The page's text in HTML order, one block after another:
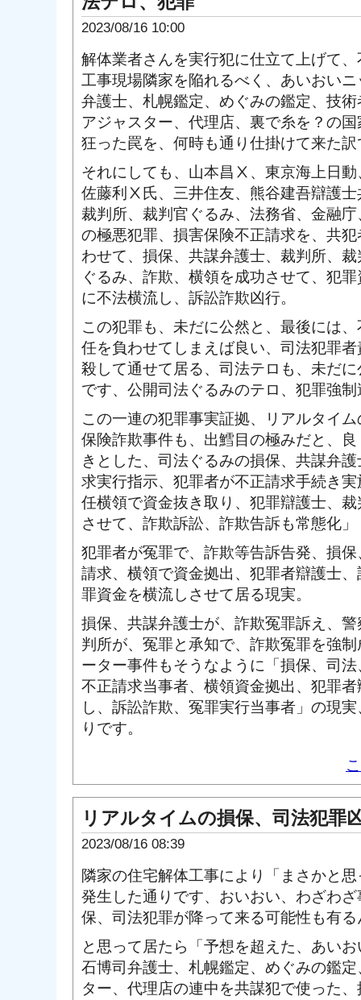
2023/08/16 10:00
解体業者さんを実行犯に仕立て上げて
工事現場隣家を陥れるべく、あいおい
弁護士、札幌鑑定、めぐみの鑑定、技
アジャスター、代理店、裏で糸を？の
狂った罠を、何時も通り仕掛けて来た訳
それにしても、山本昌Ⅹ、東京海上日
佐藤利Ⅹ氏、三井住友、熊谷建吾辯護
裁判所、裁判官ぐるみ、法務省、金融
の極悪犯罪、損害保険不正請求を、共
わせて、損保、共謀弁護士、裁判所、
ぐるみ、詐欺、横領を成功させて、犯
に不法横流し、訴訟詐欺凶行。
この犯罪も、未だに公然と、最後には
任を負わせてしまえば良い、司法犯罪
殺して通せて居る、司法テロも、未だ
です、公開司法ぐるみのテロ、犯罪強
この一連の犯罪事実証拠、リアルタイ
保険詐欺事件も、出鱈目の極みだと、
きとした、司法ぐるみの損保、共謀弁
求実行指示、犯罪者が不正請求手続き
任横領で資金抜き取り、犯罪辯護士、
させて、詐欺訴訟、詐欺告訴も常態化」
犯罪者が冤罪で、詐欺等告訴告発、損
請求、横領で資金拠出、犯罪者辯護士
罪資金を横流しさせて居る現実。
損保、共謀弁護士が、詐欺冤罪訴え、
判所が、冤罪と承知で、詐欺冤罪を強
ーター事件もそうなように「損保、司
不正請求当事者、横領資金拠出、犯罪
し、訴訟詐欺、冤罪実行当事者」の現
りです。
リアルタイムの損保、司法犯罪
2023/08/16 08:39
隣家の住宅解体工事により「まさかと
発生した通りです、おいおい、わざわ
保、司法犯罪が降って来る可能性も有
と思って居たら「予想を超えた、あい
石博司弁護士、札幌鑑定、めぐみの鑑
ター、代理店の連中を共謀犯で使った